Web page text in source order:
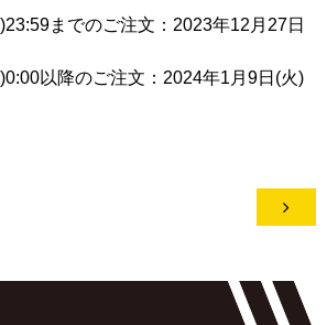
までのご注文：2023年12月27日
以降のご注文：2024年1月9日(火)
